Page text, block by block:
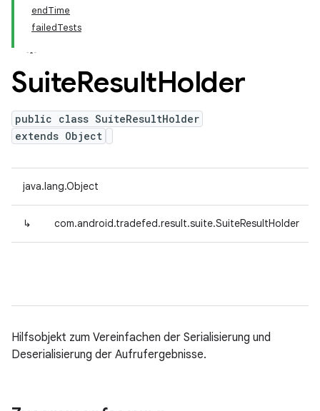
endTime
failedTests
SuiteResultHolder
public class SuiteResultHolder
extends Object
java.lang.Object
↳ com.android.tradefed.result.suite.SuiteResultHolder
Hilfsobjekt zum Vereinfachen der Serialisierung und
Deserialisierung der Aufrufergebnisse.